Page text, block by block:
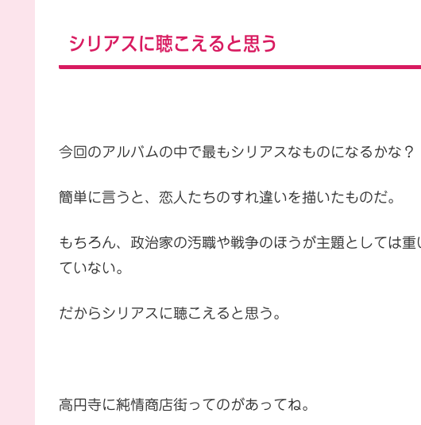
シリアスに聴こえると思う
今回のアルバムの中で最もシリアスなものになるかな？
簡単に言うと、恋人たちのすれ違いを描いたものだ。
もちろん、政治家の汚職や戦争のほうが主題としては
ていない。
だからシリアスに聴こえると思う。
高円寺に純情商店街ってのがあってね。